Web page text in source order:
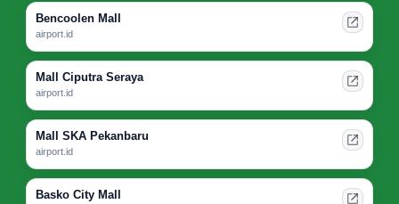
Bencoolen Mall
airport.id
Mall Ciputra Seraya
airport.id
Mall SKA Pekanbaru
airport.id
Basko City Mall